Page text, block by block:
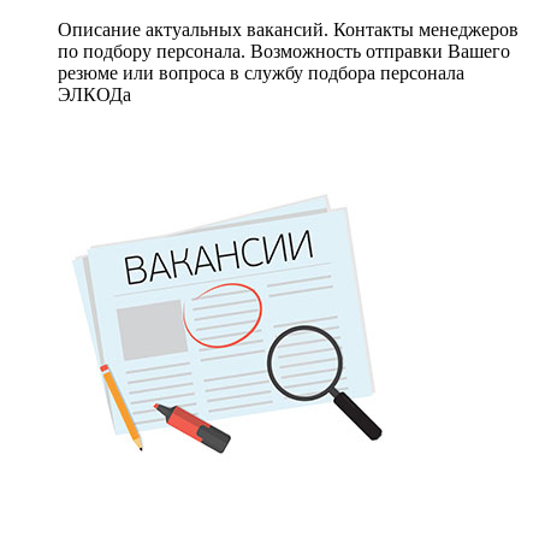
Описание актуальных вакансий. Контакты менеджеров
по подбору персонала. Возможность отправки Вашего
резюме или вопроса в службу подбора персонала
ЭЛКОДа